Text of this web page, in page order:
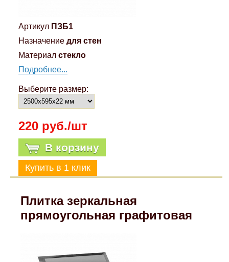
Артикул ПЗБ1
Назначение для стен
Материал стекло
Подробнее...
Выберите размер:
220 руб./шт
В корзину
Плитка зеркальная
прямоугольная графитовая